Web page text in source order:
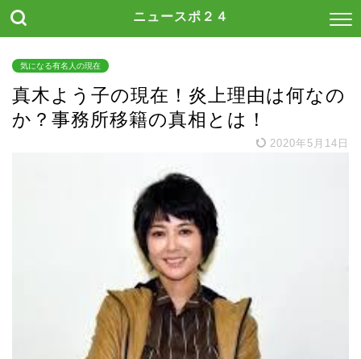
ニュースポ２４
気になる有名人の現在
真木よう子の現在！炎上理由は何なの
か？事務所移籍の真相とは！
2020年5月14日